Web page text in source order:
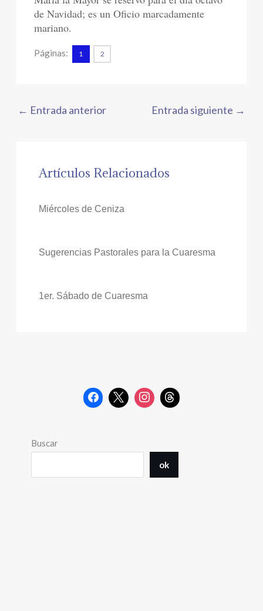
de Navidad; es un Oficio marcadamente
mariano.
Páginas: 1 2
← Entrada anterior Entrada siguiente →
Artículos Relacionados
Miércoles de Ceniza
Sugerencias Pastorales para la Cuaresma
1er. Sábado de Cuaresma
Buscar
ok